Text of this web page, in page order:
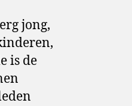
jong,
is de